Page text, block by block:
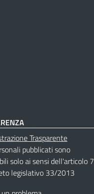
Trasparente
pubblicati sono
solo ai sensi dell'articolo 7
legislativo 33/2013